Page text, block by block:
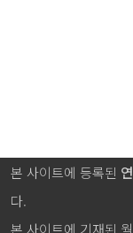
본 사이트에 등록된
다.
본 사이트에 기재된